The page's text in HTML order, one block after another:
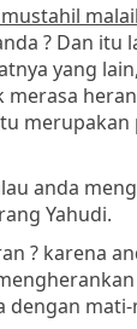
? Dan itu
yang
merasa
merupakan
anda
Yahudi.
? karena
dengan